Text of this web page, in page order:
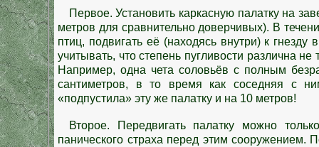
Первое. Установить каркасную палатку на
метров для сравнительно доверчивых). В
птиц, подвигать её (находясь внутри) к
учитывать, что степень пугливости различна
Например, одна чета соловьёв с полным
сантиметров, в то время как соседняя с
«подпустила» эту же палатку и на 10 метров!
Второе. Передвигать палатку можно
панического страха перед этим сооружением.